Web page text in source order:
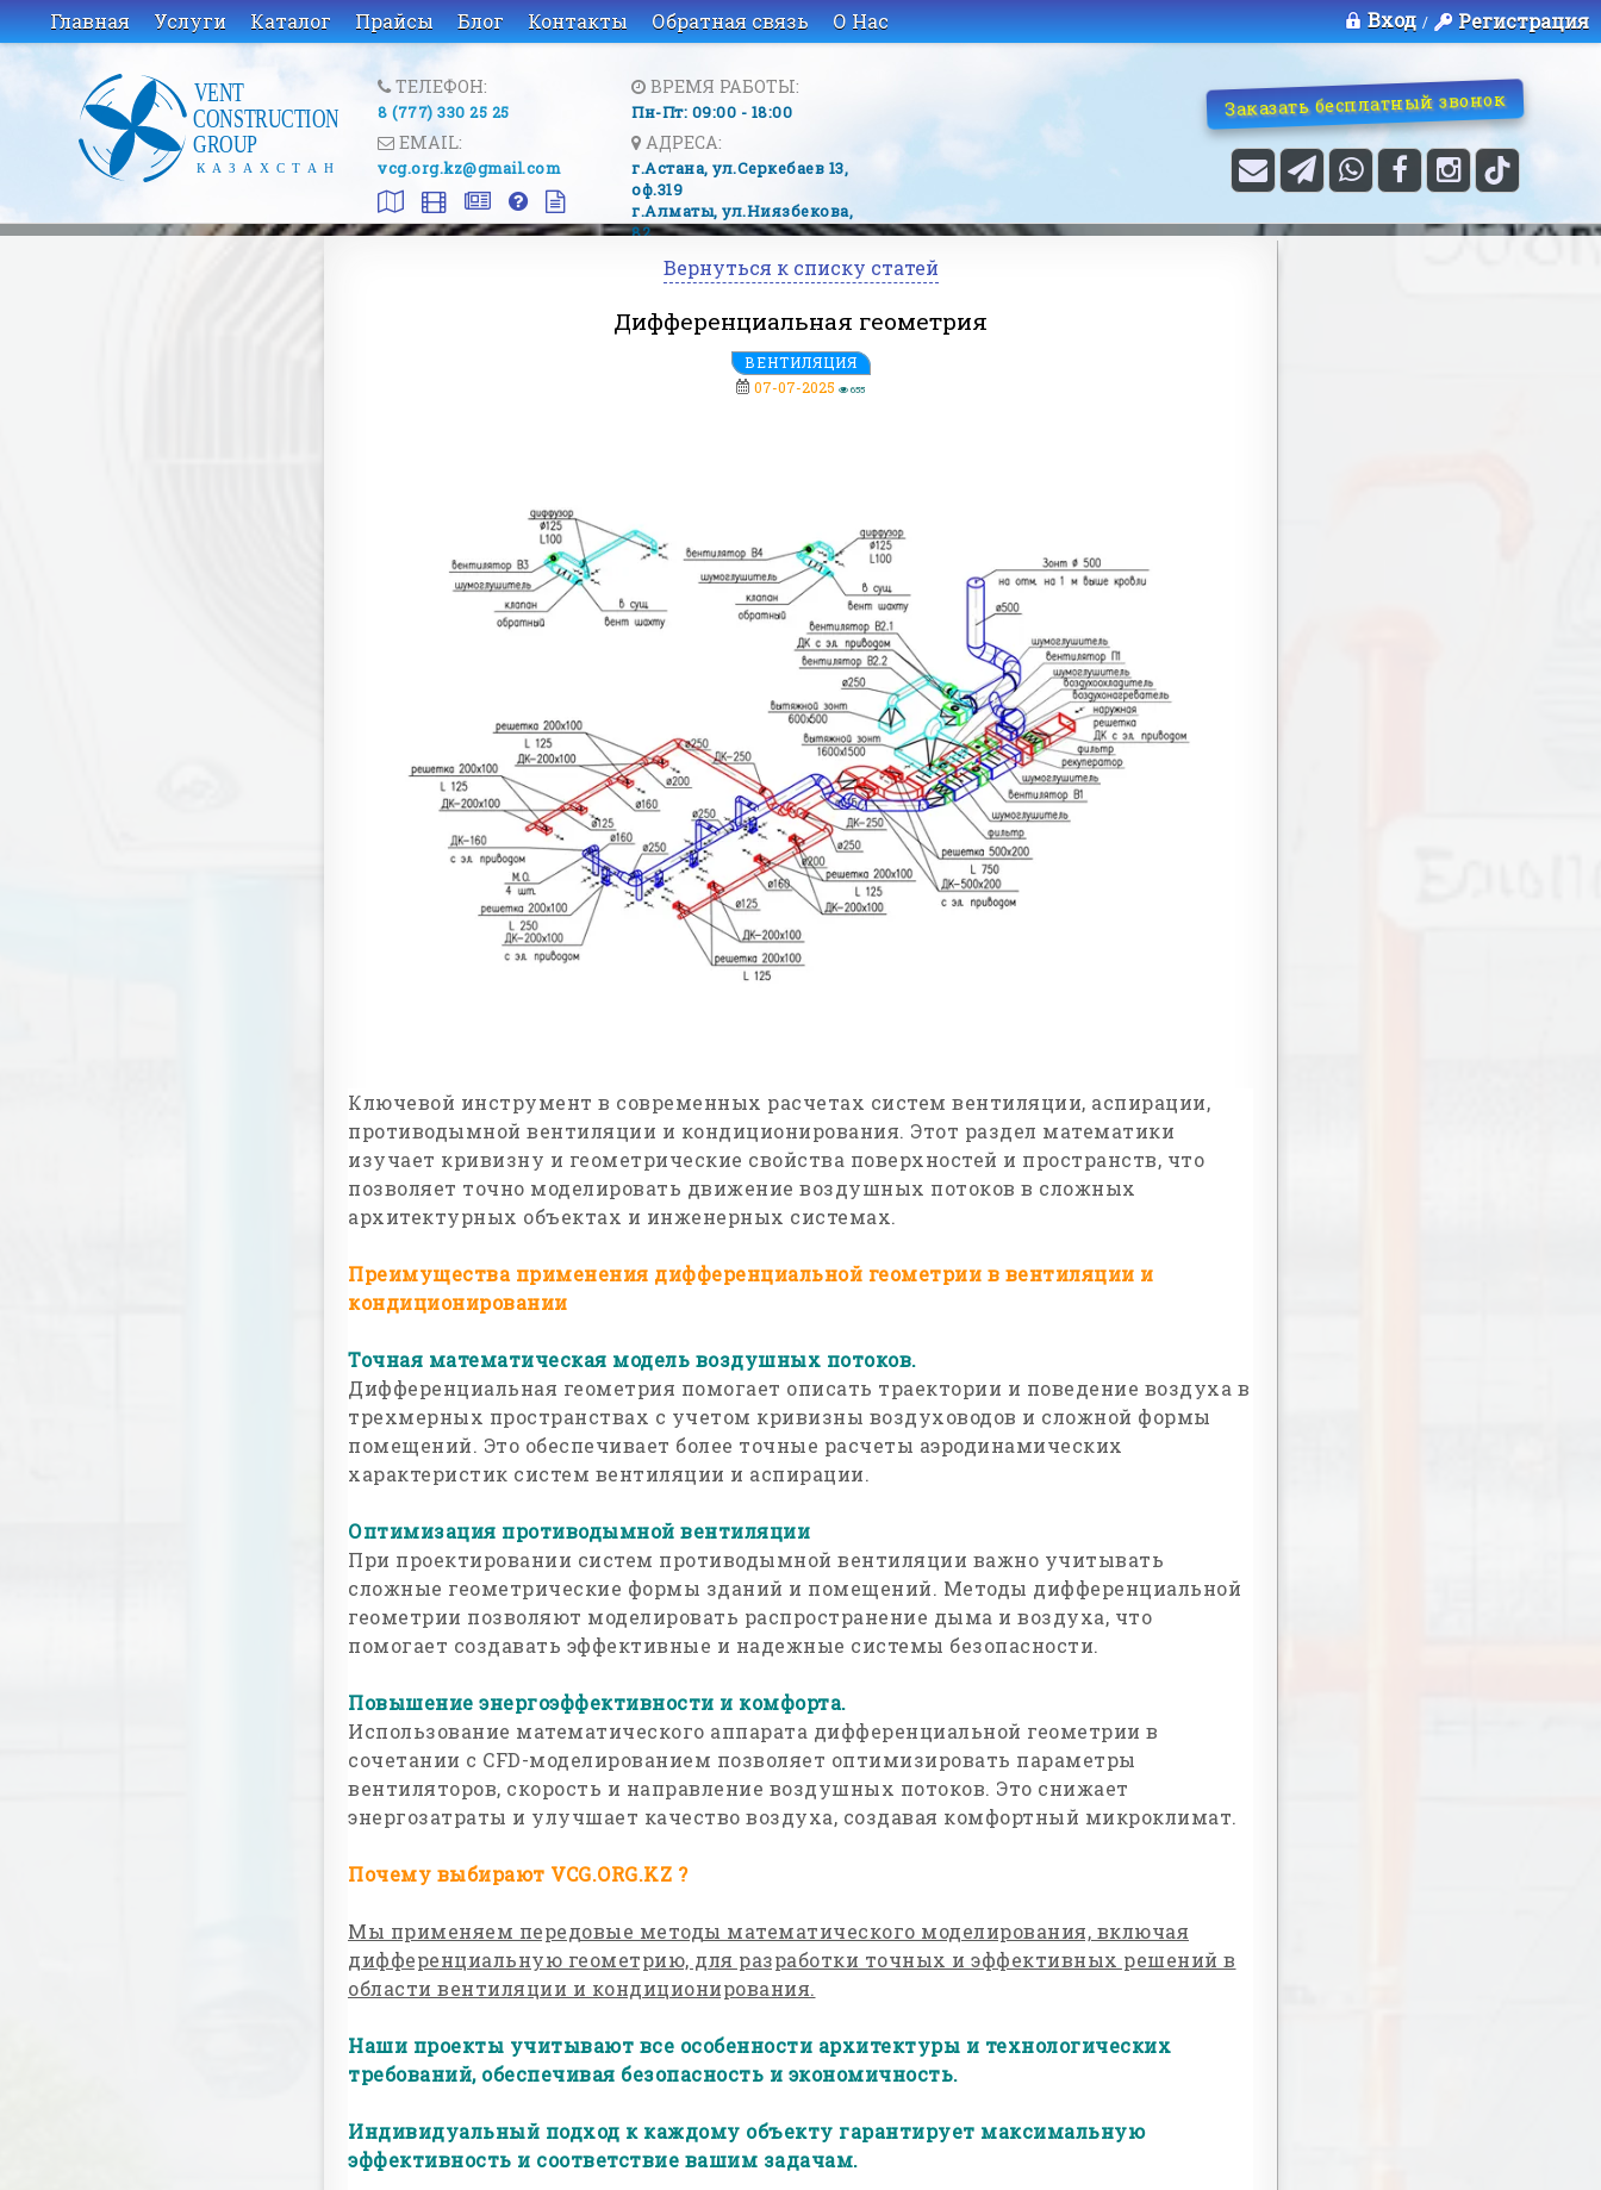
Главная Услуги Каталог Прайсы Блог Контакты Обратная связь О Нас Вход / Регистрация
ТЕЛЕФОН:
8 (777) 330 25 25
ВРЕМЯ РАБОТЫ:
Пн-Пт: 09:00 - 18:00
EMAIL:
vcg.org.kz@gmail.com
АДРЕСА:
г.Астана, ​ул.Серкебаев 13,
оф.319
г.Алматы, ​ул.Ниязбекова,
82
Заказать бесплатный звонок
Вернуться к списку статей
Дифференциальная геометрия
ВЕНТИЛЯЦИЯ
07-07-2025
655
Ключевой инструмент в современных расчетах систем вентиляции, аспирации,
противодымной вентиляции и кондиционирования. Этот раздел математики
изучает кривизну и геометрические свойства поверхностей и пространств, что
позволяет точно моделировать движение воздушных потоков в сложных
архитектурных объектах и инженерных системах.
Преимущества применения дифференциальной геометрии в вентиляции и
кондиционировании
Точная математическая модель воздушных потоков.
Дифференциальная геометрия помогает описать траектории и поведение воздуха в
трехмерных пространствах с учетом кривизны воздуховодов и сложной формы
помещений. Это обеспечивает более точные расчеты аэродинамических
характеристик систем вентиляции и аспирации.
Оптимизация противодымной вентиляции
При проектировании систем противодымной вентиляции важно учитывать
сложные геометрические формы зданий и помещений. Методы дифференциальной
геометрии позволяют моделировать распространение дыма и воздуха, что
помогает создавать эффективные и надежные системы безопасности.
Повышение энергоэффективности и комфорта.
Использование математического аппарата дифференциальной геометрии в
сочетании с CFD-моделированием позволяет оптимизировать параметры
вентиляторов, скорость и направление воздушных потоков. Это снижает
энергозатраты и улучшает качество воздуха, создавая комфортный микроклимат.
Почему выбирают VCG.ORG.KZ ?
Мы применяем передовые методы математического моделирования, включая
дифференциальную геометрию, для разработки точных и эффективных решений в
области вентиляции и кондиционирования.
Наши проекты учитывают все особенности архитектуры и технологических
требований, обеспечивая безопасность и экономичность.
Индивидуальный подход к каждому объекту гарантирует максимальную
эффективность и соответствие вашим задачам.